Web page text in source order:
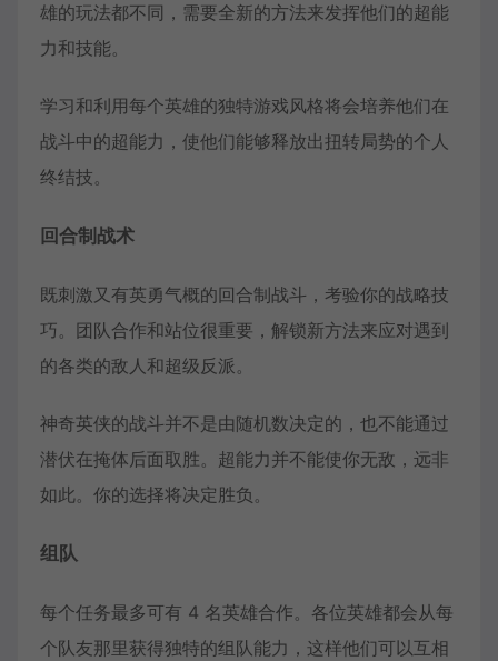
雄的玩法都不同，需要全新的方法来发挥他们的超能
力和技能。
学习和利用每个英雄的独特游戏风格将会培养他们在
战斗中的超能力，使他们能够释放出扭转局势的个人
终结技。
回合制战术
既刺激又有英勇气概的回合制战斗，考验你的战略技
巧。团队合作和站位很重要，解锁新方法来应对遇到
的各类的敌人和超级反派。
神奇英侠的战斗并不是由随机数决定的，也不能通过
潜伏在掩体后面取胜。超能力并不能使你无敌，远非
如此。你的选择将决定胜负。
组队
每个任务最多可有 4 名英雄合作。各位英雄都会从每
个队友那里获得独特的组队能力，这样他们可以互相